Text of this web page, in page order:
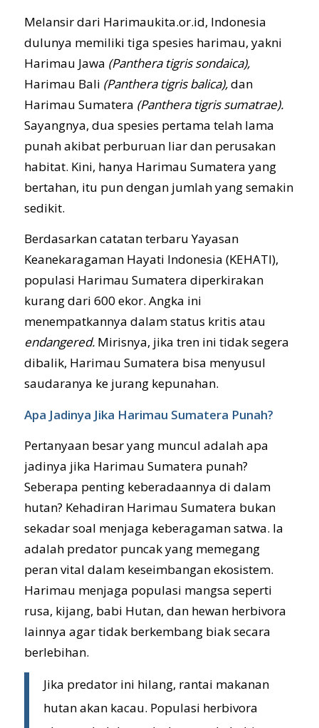
Melansir dari Harimaukita.or.id, Indonesia
dulunya memiliki tiga spesies harimau, yakni
Harimau Jawa (Panthera tigris sondaica),
Harimau Bali (Panthera tigris balica),dan
Harimau Sumatera (Panthera tigris sumatrae).
Sayangnya, dua spesies pertama telah lama
punah akibat perburuan liar dan perusakan
habitat. Kini, hanya Harimau Sumatera yang
bertahan, itu pun dengan jumlah yang semakin
sedikit.
Berdasarkan catatan terbaru Yayasan
Keanekaragaman Hayati Indonesia (KEHATI),
populasi Harimau Sumatera diperkirakan
kurang dari 600 ekor. Angka ini
menempatkannya dalam status kritis atau
endangered.Mirisnya, jika tren ini tidak segera
dibalik, Harimau Sumatera bisa menyusul
saudaranya ke jurang kepunahan.
Apa Jadinya Jika Harimau Sumatera Punah?
Pertanyaan besar yang muncul adalah apa
jadinya jika Harimau Sumatera punah?
Seberapa penting keberadaannya di dalam
hutan? Kehadiran Harimau Sumatera bukan
sekadar soal menjaga keberagaman satwa. Ia
adalah predator puncak yang memegang
peran vital dalam keseimbangan ekosistem.
Harimau menjaga populasi mangsa seperti
rusa, kijang, babi Hutan, dan hewan herbivora
lainnya agar tidak berkembang biak secara
berlebihan.
Jika predator ini hilang, rantai makanan
hutan akan kacau. Populasi herbivora